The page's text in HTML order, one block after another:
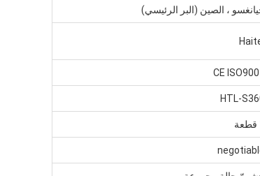
، الصين (البر الرئيسي)
CE
HTL-